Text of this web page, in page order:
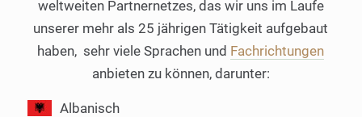
weltweiten Partnernetzes, das wir uns im Laufe
unserer mehr als 25 jährigen Tätigkeit aufgebaut
haben, sehr viele Sprachen und Fachrichtungen
anbieten zu können, darunter:
Albanisch